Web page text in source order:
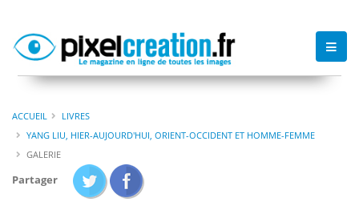
ACCUEIL
LIVRES
YANG LIU, HIER-AUJOURD'HUI, ORIENT-OCCIDENT ET HOMME-FEMME
GALERIE
Partager